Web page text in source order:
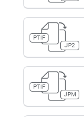
PTIF
JP2
PTIF
JPM